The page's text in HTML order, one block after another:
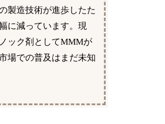
製造技術が進歩したた
に減っています。現
ック剤としてMMMが
場での普及はまだ未知